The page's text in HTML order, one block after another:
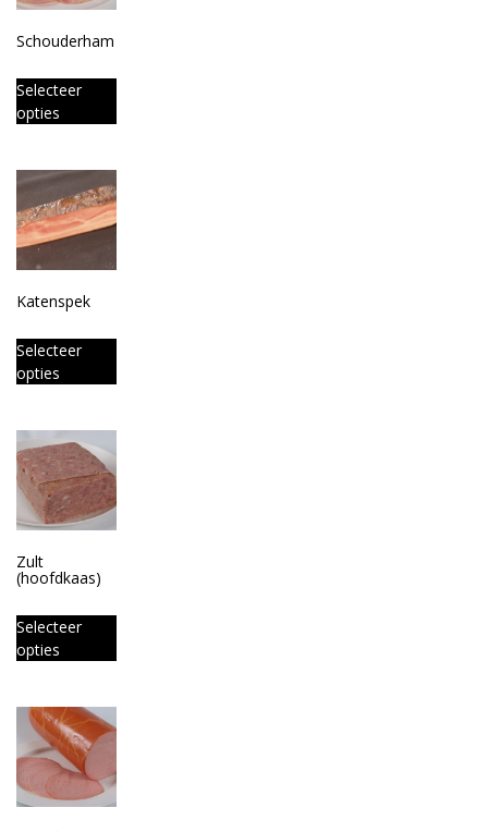
Schouderham
Selecteer
opties
Katenspek
Selecteer
opties
Zult
(hoofdkaas)
Selecteer
opties